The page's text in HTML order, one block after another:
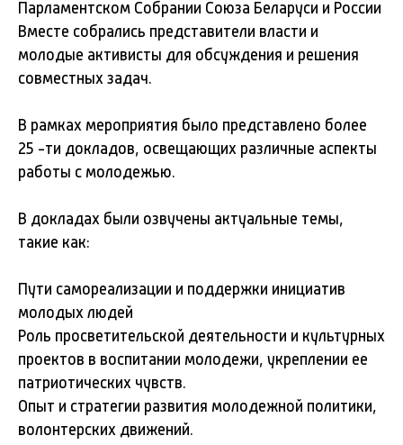
Парламентском Собрании Союза Беларуси и России
Вместе собрались представители власти и
молодые активисты для обсуждения и решения
совместных задач.
В рамках мероприятия было представлено более
25 -ти докладов, освещающих различные аспекты
работы с молодежью.
В докладах были озвучены актуальные темы,
такие как:
Пути самореализации и поддержки инициатив
молодых людей
Роль просветительской деятельности и культурных
проектов в воспитании молодежи, укреплении ее
патриотических чувств.
Опыт и стратегии развития молодежной политики,
волонтерских движений.